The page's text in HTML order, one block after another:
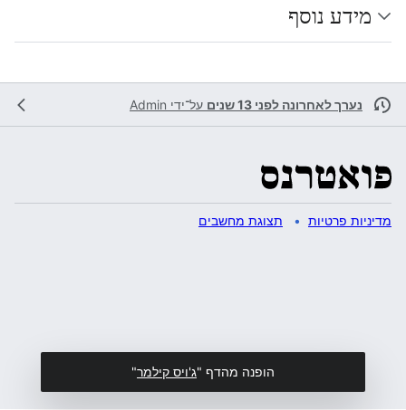
מידע נוסף
נערך לאחרונה לפני 13 שנים על־ידי Admin
מדיניות פרטיות תצוגת מחשבים
הופנה מהדף "ג'ויס קילמר"